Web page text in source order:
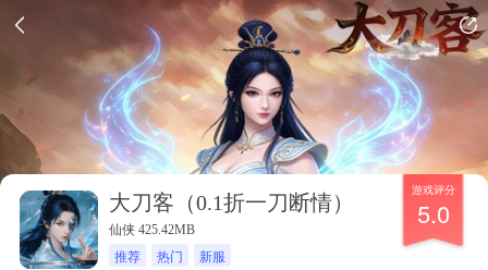
大刀客（0.1折一刀断情）
仙侠 425.42MB
推荐 热门 新服
游戏评分
5.0